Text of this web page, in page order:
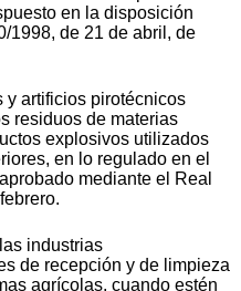
en la disposición
1998, de 21 de abril, de
y artificios pirotécnicos
residuos de materias
explosivos utilizados
en lo regulado en el
mediante el Real
industrias
de recepción y de limpieza
agrícolas, cuando estén